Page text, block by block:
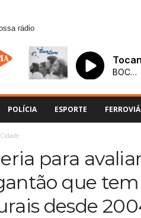
rádio
POLÍCIA ESPORTE
Cidade
para
que tem
desde